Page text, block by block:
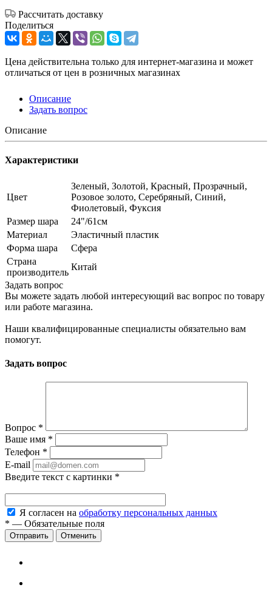
Рассчитать доставку
Поделиться
Цена действительна только для интернет-магазина и может
отличаться от цен в розничных магазинах
Описание
Задать вопрос
Описание
Характеристики
Цвет
Зеленый, Золотой, Красный, Прозрачный,
Розовое золото, Серебряный, Синий,
Фиолетовый, Фуксия
Размер шара
24"/61см
Материал
Эластичный пластик
Форма шара
Сфера
Страна
производитель
Китай
Задать вопрос
Вы можете задать любой интересующий вас вопрос по товару
или работе магазина.
Наши квалифицированные специалисты обязательно вам
помогут.
Задать вопрос
Вопрос *
Ваше имя *
Телефон *
E-mail
Введите текст с картинки *
Я согласен на обработку персональных данных
* — Обязательные поля
Отменить